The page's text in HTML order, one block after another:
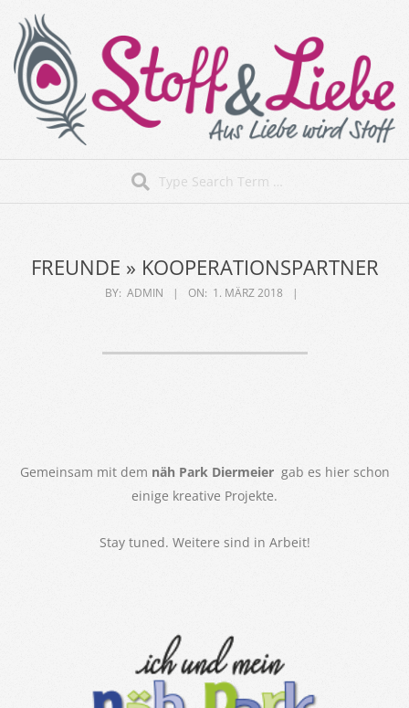
content
Stoff&Liebe
MenuFREUNDE » KOOPERATIONSPARTNER
BY: ADMIN ON: 1. MÄRZ 2018
Gemeinsam mit dem näh Park Diermeiergab es hier schon
einige kreative Projekte.
Stay tuned. Weitere sind in Arbeit!